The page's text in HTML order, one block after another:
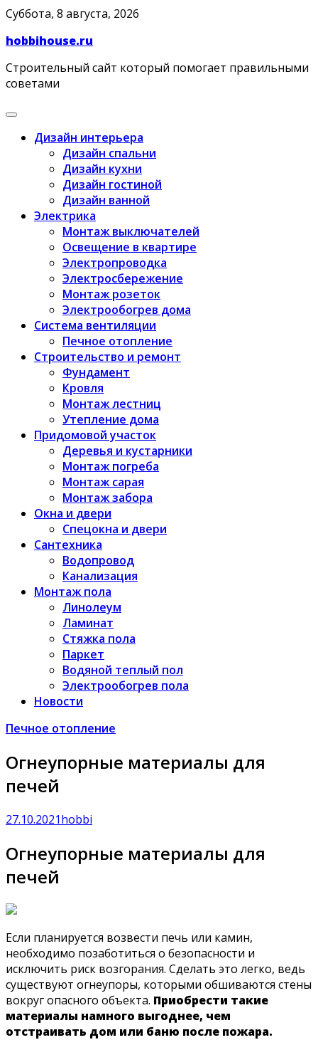
Skip
content
Суббота, 8 августа, 2026
hobbihouse.ru
Строительный сайт который помогает правильными
советами
Дизайн интерьера
Дизайн спальни
Дизайн кухни
Дизайн гостиной
Дизайн ванной
Электрика
Монтаж выключателей
Освещение в квартире
Электропроводка
Электросбережение
Монтаж розеток
Электрообогрев дома
Система вентиляции
Печное отопление
Строительство и ремонт
Фундамент
Кровля
Монтаж лестниц
Утепление дома
Придомовой участок
Деревья и кустарники
Монтаж погреба
Монтаж сарая
Монтаж забора
Окна и двери
Спецокна и двери
Сантехника
Водопровод
Канализация
Монтаж пола
Линолеум
Ламинат
Стяжка пола
Паркет
Водяной теплый пол
Электрообогрев пола
Новости
Печное отопление
Огнеупорные материалы для
печей
27.10.2021hobbi
Огнеупорные материалы для
печей
Если планируется возвести печь или камин,
необходимо позаботиться о безопасности и
исключить риск возгорания. Сделать это легко, ведь
существуют огнеупоры, которыми обшиваются стены
вокруг опасного объекта. Приобрести такие
материалы намного выгоднее, чем
отстраивать дом или баню после пожара.